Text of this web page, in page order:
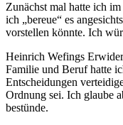
Zunächst mal hatte ich
ich „bereue“ es
vorstellen könnte. Ich
Heinrich Wefings
Familie und Beruf hatte
Entscheidungen
Ordnung sei. Ich glaube
bestünde.